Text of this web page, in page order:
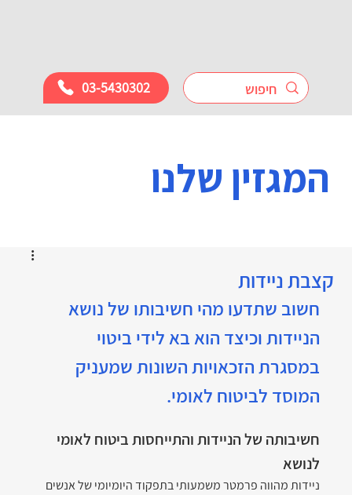
03-5430302
המגזין שלנו
קצבת ניידות
חשוב שתדעו מהי חשיבותו של נושא
הניידות וכיצד הוא בא לידי ביטוי
במסגרת הזכאויות השונות שמעניק
המוסד לביטוח לאומי.
חשיבותה של הניידות והתייחסות ביטוח לאומי
לנושא
ניידות מהווה פרמטר משמעותי בתפקוד היומיומי של אנשים